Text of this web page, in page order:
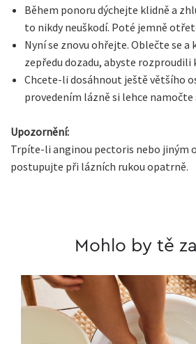
Během ponoru dýchejte klidně a
to nikdy neuškodí. Poté jemně
Nyní se znovu ohřejte. Oblečte se a
zepředu dozadu, abyste rozproudili
Chcete-li dosáhnout ještě většího
provedením lázně si lehce namočte
Upozornění:
Trpíte-li anginou pectoris nebo jiným
postupujte při lázních rukou opatrně.
Mohlo by tě